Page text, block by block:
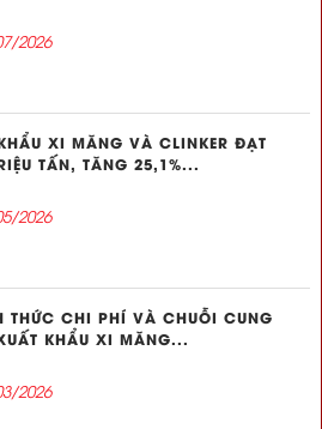
2026
XI MĂNG VÀ CLINKER ĐẠT
TẤN, TĂNG 25,1%...
2026
THỨC CHI PHÍ VÀ CHUỖI CUNG
KHẨU XI MĂNG...
2026